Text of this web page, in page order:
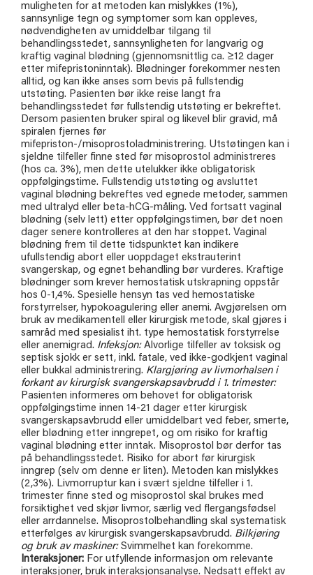
muligheten for at metoden kan mislykkes (1%),
sannsynlige tegn og symptomer som kan oppleves,
nødvendigheten av umiddelbar tilgang til
behandlingsstedet, sannsynligheten for langvarig og
kraftig vaginal blødning (gjennomsnittlig ca. ≥12 dager
etter mifepristoninntak). Blødninger forekommer nesten
alltid, og kan ikke anses som bevis på fullstendig
utstøting. Pasienten bør ikke reise langt fra
behandlingsstedet før fullstendig utstøting er bekreftet.
Dersom pasienten bruker spiral og likevel blir gravid, må
spiralen fjernes før
mifepriston-/misoprostoladministrering. Utstøtingen kan i
sjeldne tilfeller finne sted før misoprostol administreres
(hos ca. 3%), men dette utelukker ikke obligatorisk
oppfølgingstime. Fullstendig utstøting og avsluttet
vaginal blødning bekreftes ved egnede metoder, sammen
med ultralyd eller beta-hCG-måling. Ved fortsatt vaginal
blødning (selv lett) etter oppfølgingstimen, bør det noen
dager senere kontrolleres at den har stoppet. Vaginal
blødning frem til dette tidspunktet kan indikere
ufullstendig abort eller uoppdaget ekstrauterint
svangerskap, og egnet behandling bør vurderes. Kraftige
blødninger som krever hemostatisk utskrapning oppstår
hos 0-1,4%. Spesielle hensyn tas ved hemostatiske
forstyrrelser, hypokoagulering eller anemi. Avgjørelsen om
bruk av medikamentell eller kirurgisk metode, skal gjøres i
samråd med spesialist iht. type hemostatisk forstyrrelse
eller anemigrad. Infeksjon:Alvorlige tilfeller av toksisk og
septisk sjokk er sett, inkl. fatale, ved ikke-godkjent vaginal
eller bukkal administrering. Klargjøring av livmorhalsen i
forkant av kirurgisk svangerskapsavbrudd i 1. trimester:
Pasienten informeres om behovet for obligatorisk
oppfølgingstime innen 14-21 dager etter kirurgisk
svangerskapsavbrudd eller umiddelbart ved feber, smerte,
eller blødning etter inngrepet, og om risiko for kraftig
vaginal blødning etter inntak. Misoprostol bør derfor tas
på behandlingsstedet. Risiko for abort før kirurgisk
inngrep (selv om denne er liten). Metoden kan mislykkes
(2,3%). Livmorruptur kan i svært sjeldne tilfeller i 1.
trimester finne sted og misoprostol skal brukes med
forsiktighet ved skjør livmor, særlig ved flergangsfødsel
eller arrdannelse. Misoprostolbehandling skal systematisk
etterfølges av kirurgisk svangerskapsavbrudd. Bilkjøring
og bruk av maskiner:Svimmelhet kan forekomme.
Interaksjoner: For utfyllende informasjon om relevante
interaksjoner, bruk interaksjonsanalyse. Nedsatt effekt av